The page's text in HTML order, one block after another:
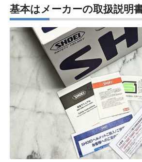
基本はメーカーの取扱説明